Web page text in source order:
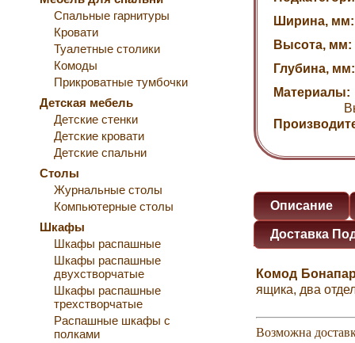
Спальные гарнитуры
Кровати
Туалетные столики
Комоды
Прикроватные тумбочки
Детская мебель
Детские стенки
Детские кровати
Детские спальни
Столы
Журнальные столы
Компьютерные столы
Шкафы
Шкафы распашные
Шкафы распашные
двухстворчатые
Шкафы распашные
трехстворчатые
Распашные шкафы с
полками
Ширина, мм:
Высота, мм:
Глубина, мм:
Материалы:
Описание
Доставка
Комод
ящика, два
Возможна